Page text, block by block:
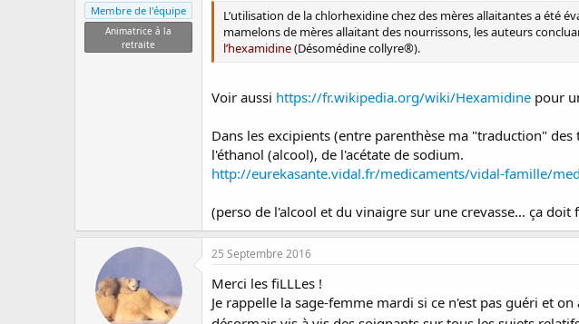
Membre de l'équipe
Animatrice à la
retraite
L’utilisation de la chlorhexidine chez des mères allaitantes a été
mamelons de mères allaitant des nourrissons, les auteurs
l’hexamidine(Désomédine collyre®).
Voir aussi https://fr.wikipedia.org/wiki/Hexamidine pour
Dans les excipients (entre parenthèse ma "traduction"
l'éthanol (alcool), de l'acétate de sodium.
http://eurekasante.vidal.fr/medicaments/vidal-famille/
(perso de l'alcool et du vinaigre sur une crevasse... ça doit
25 Septembre 2016
Merci les fiLLLes !
Je rappelle la sage-femme mardi si ce n'est pas guéri et